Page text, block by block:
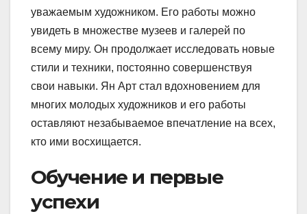
уважаемым художником. Его работы можно
увидеть в множестве музеев и галерей по
всему миру. Он продолжает исследовать новые
стили и техники, постоянно совершенствуя
свои навыки. Ян Арт стал вдохновением для
многих молодых художников и его работы
оставляют незабываемое впечатление на всех,
кто ими восхищается.
Обучение и первые
успехи